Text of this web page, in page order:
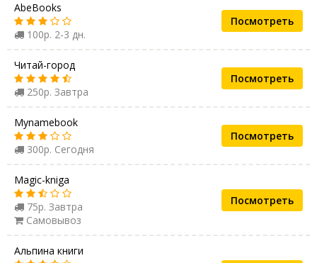
AbeBooks
100р. 2-3 дн.
Посмотреть
Читай-город
250р. Завтра
Посмотреть
Mynamebook
300р. Сегодня
Посмотреть
Magic-kniga
75р. Завтра
Самовывоз
Посмотреть
Альпина книги